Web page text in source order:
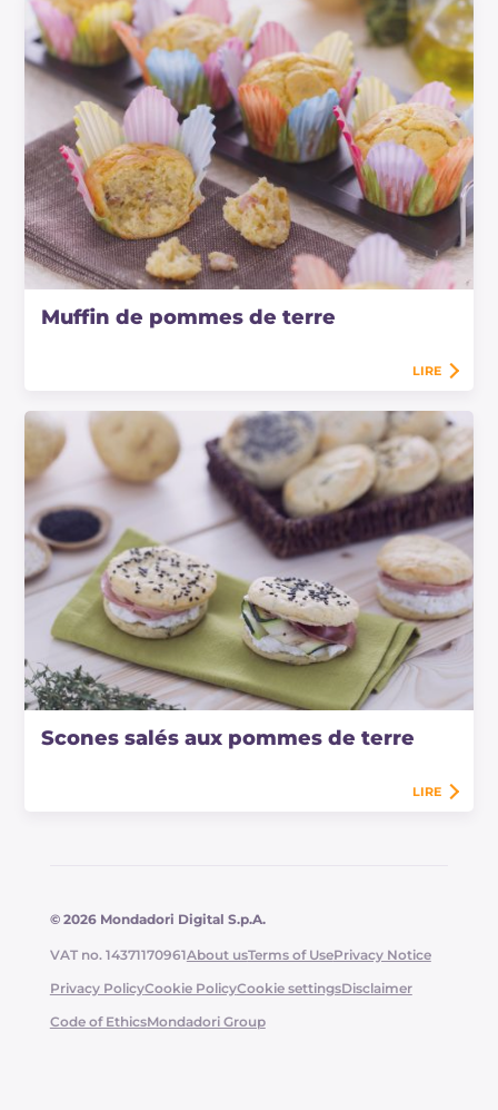
Muffin de pommes de terre
LIRE
Scones salés aux pommes de terre
LIRE
© 2026 Mondadori Digital S.p.A.
VAT no. 14371170961About usTerms of UsePrivacy Notice
Privacy PolicyCookie PolicyCookie settingsDisclaimer
Code of EthicsMondadori Group